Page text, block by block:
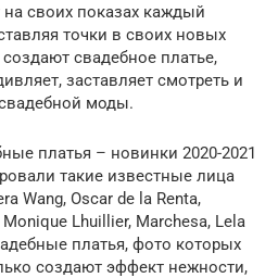
своих показах каждый
точки в своих новых
свадебное платье,
заставляет смотреть и
моды.
платья – новинки 2020-2021
такие известные лица
Wang, Oscar de la Renta,
Lhuillier, Marchesa, Lela
платья, фото которых
создают эффект нежности,